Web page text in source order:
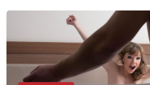
Anđela
Čekam tvoj poziv!
Tel: 064/677-677- Kod:
tel:0,93€ - mob:1,12€ min